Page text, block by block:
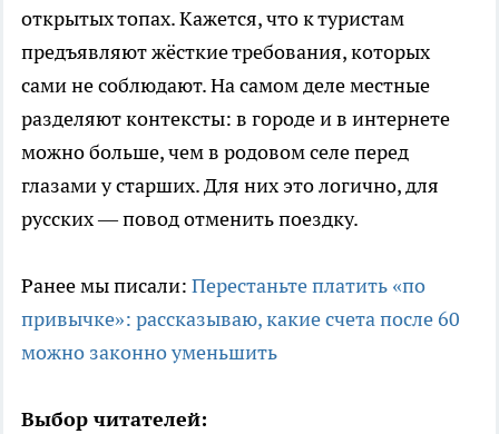
открытых топах. Кажется, что к туристам
предъявляют жёсткие требования, которых
сами не соблюдают. На самом деле местные
разделяют контексты: в городе и в интернете
можно больше, чем в родовом селе перед
глазами у старших. Для них это логично, для
русских — повод отменить поездку.
Ранее мы писали: Перестаньте платить «по
привычке»: рассказываю, какие счета после 60
можно законно уменьшить
Выбор читателей: